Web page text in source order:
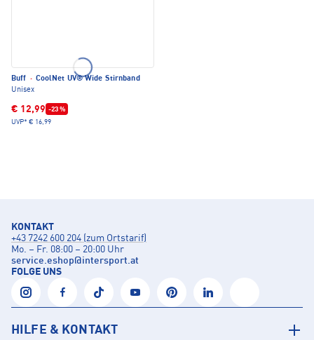
Buff · CoolNet UV® Wide Stirnband
Unisex
€ 12,99 -23 %
UVP* € 16,99
KONTAKT
+43 7242 600 204 (zum Ortstarif)
Mo. – Fr. 08:00 – 20:00 Uhr
service.eshop@intersport.at
FOLGE UNS
HILFE & KONTAKT